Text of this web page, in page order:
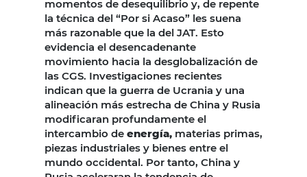
momentos de desequilibrio y, de repente
la técnica del “Por si Acaso” les suena
más razonable que la del JAT. Esto
evidencia el desencadenante
movimiento hacia la desglobalización de
las CGS. Investigaciones recientes
indican que la guerra de Ucrania y una
alineación más estrecha de China y Rusia
modificaran profundamente el
intercambio de energía, materias primas,
piezas industriales y bienes entre el
mundo occidental. Por tanto, China y